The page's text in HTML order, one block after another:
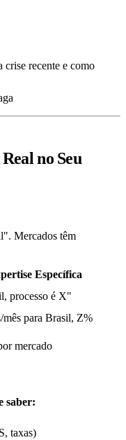
crise recente e como
no Seu
Mercados têm
Específica
processo é X"
para Brasil, Z%
mercado
saber:
taxas)